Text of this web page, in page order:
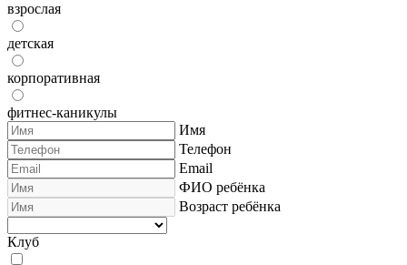
взрослая
детская
корпоративная
фитнес-каникулы
Имя
Телефон
Email
ФИО ребёнка
Возраст ребёнка
Клуб